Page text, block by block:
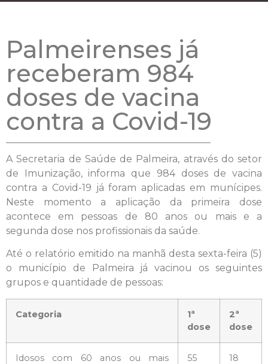
Palmeirenses já
receberam 984
doses de vacina
contra a Covid-19
A Secretaria de Saúde de Palmeira, através do setor
de Imunização, informa que 984 doses de vacina
contra a Covid-19 já foram aplicadas em munícipes.
Neste momento a aplicação da primeira dose
acontece em pessoas de 80 anos ou mais e a
segunda dose nos profissionais da saúde.
Até o relatório emitido na manhã desta sexta-feira (5)
o município de Palmeira já vacinou os seguintes
grupos e quantidade de pessoas:
Categoria
1ª
dose
2ª
dose
Idosos com 60 anos ou mais
55 18